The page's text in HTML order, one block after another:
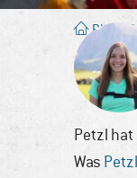
Blog/
Petzl hat
Was Petzl